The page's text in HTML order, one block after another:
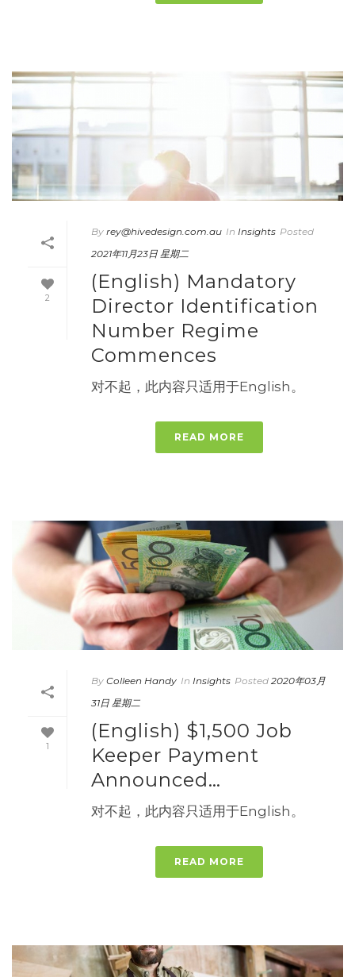
2
By rey@hivedesign.com.au In Insights Posted
2021年11月23日 星期二
(English) Mandatory
Director Identification
Number Regime
Commences
对不起，此内容只适用于English。
READ MORE
1
By Colleen Handy In Insights Posted 2020年03月
31日 星期二
(English) $1,500 Job
Keeper Payment
Announced…
对不起，此内容只适用于English。
READ MORE